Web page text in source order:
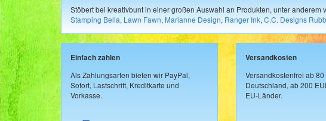
Stöbert bei kreativbunt in einer großen Auswahl an Produkten, unter anderem
Stamping Bella, Lawn Fawn, Marianne Design, Ranger Ink, C.C. Designs
Einfach zahlen
Als Zahlungsarten bieten wir PayPal,
Sofort, Lastschrift, Kreditkarte und
Vorkasse.
Versandkosten
Versandkostenfrei ab
Deutschland, ab 200
EU-Länder.